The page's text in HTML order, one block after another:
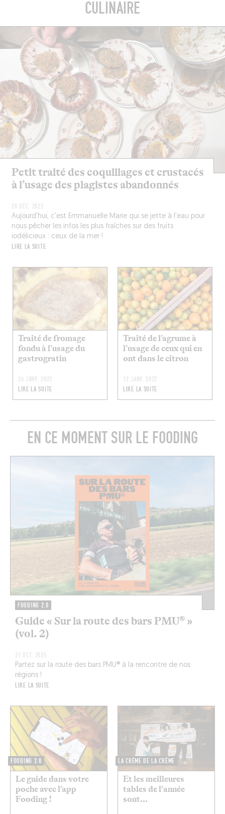
CULINAIRE
Petit traité des coquillages et crustacés
à l’usage des plagistes abandonnés
28 DÉC. 2022
Aujourd’hui, c’est Emmanuelle Marie qui se jette à l’eau pour
nous pêcher les infos les plus fraîches sur des fruits
iodélicieux : ceux de la mer !
LIRE LA SUITE
Traité de fromage
fondu à l’usage du
gastrogratin
26 JANV. 2022
LIRE LA SUITE
Traité de l’agrume à
l’usage de ceux qui en
ont dans le citron
12 JANV. 2022
LIRE LA SUITE
EN CE MOMENT SUR LE FOODING
FOODING 2.0
Guide « Sur la route des bars PMU® »
(vol. 2)
21 OCT. 2025
Partez sur la route des bars PMU® à la rencontre de nos
régions !
LIRE LA SUITE
FOODING 2.0
Le guide dans votre
poche avec l’app
Fooding !
LA CRÈME DE LA CRÈME
Et les meilleures
tables de l'année
sont...